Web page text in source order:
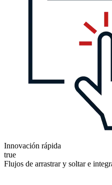
Innovación rápida
true
Flujos de arrastrar y soltar e